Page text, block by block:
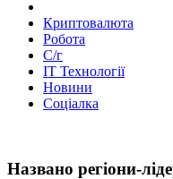
Криптовалюта
Робота
С/г
ІТ Технології
Новини
Соціалка
Названо регіони-